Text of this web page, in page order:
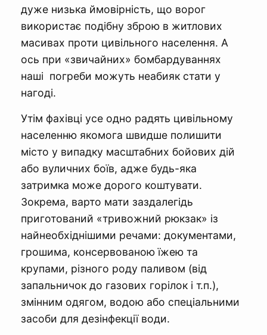
дуже низька ймовірність, що ворог
використає подібну зброю в житлових
масивах проти цивільного населення. А
ось при «звичайних» бомбардуваннях
наші погреби можуть неабияк стати у
нагоді.
Утім фахівці усе одно радять цивільному
населенню якомога швидше полишити
місто у випадку масштабних бойових дій
або вуличних боїв, адже будь-яка
затримка може дорого коштувати.
Зокрема, варто мати заздалегідь
приготований «тривожний рюкзак» із
найнеобхіднішими речами: документами,
грошима, консервованою їжею та
крупами, різного роду паливом (від
запальничок до газових горілок і т.п.),
змінним одягом, водою або спеціальними
засоби для дезінфекції води.